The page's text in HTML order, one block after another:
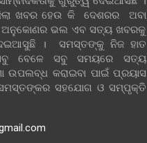
ଖବର ହେଉ କି ଦେଶରର ଅବା
ଅନୁକୋଣର ଭଲ ଏବ ସତ୍ୟ ଖବରକୁ
। ସମସ୍ତଙ୍କୁ ନିଜ ହାତ
ସବୁ ବେଳେ ସବୁ ସମୟରେ ସତ୍ୟ
ଉପଲବ୍ଧ କରାଇବା ପାଇଁ ପ୍ରୟାସ
ସହଯୋଗ ଓ ସମ୍ପୃକ୍ତି